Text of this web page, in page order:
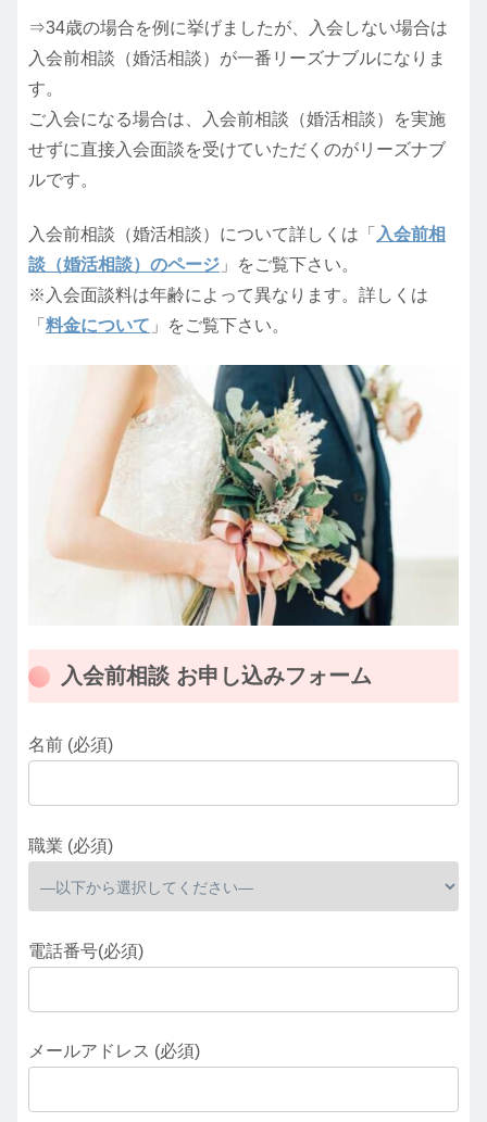
⇒34歳の場合を例に挙げましたが、入会しない場合は
入会前相談（婚活相談）が一番リーズナブルになりま
す。
ご入会になる場合は、入会前相談（婚活相談）を実施
せずに直接入会面談を受けていただくのがリーズナブ
ルです。
入会前相談（婚活相談）について詳しくは「 入会前相
談（婚活相談）のページ 」をご覧下さい。
※入会面談料は年齢によって異なります。詳しくは
「 料金について 」をご覧下さい。
入会前相談 お申し込みフォーム
名前 (必須)
職業 (必須)
電話番号(必須)
メールアドレス (必須)